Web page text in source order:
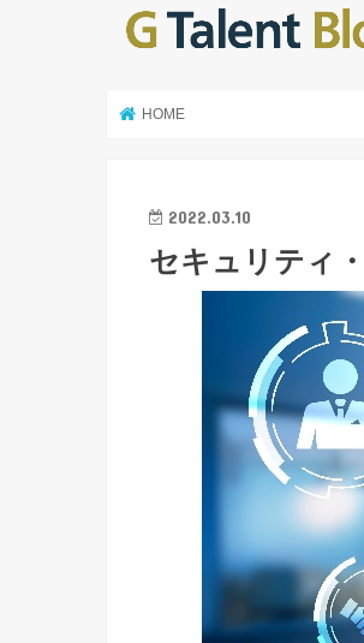
HOME
2022.03.10
セキュリティ